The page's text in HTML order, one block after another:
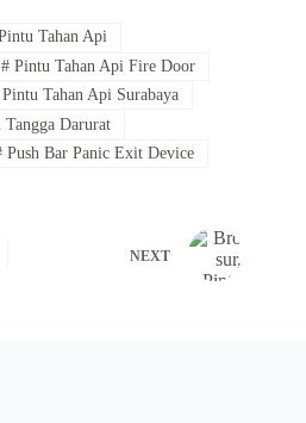
Tahan Api
#Pintu Tahan Api Fire Door
Tahan Api Surabaya
Darurat
Push Bar Panic Exit Device
NEXT